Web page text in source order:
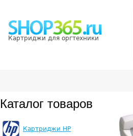
Картриджи для оргтехники
Каталог товаров
Картриджи HP